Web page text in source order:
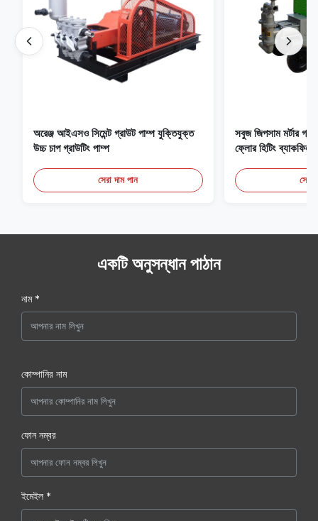
অরেঞ্জ আইএসও সিমেন্ট গ্রাউট পাম্প যুক্তিযুক্ত
উচ্চ চাপ গ্রাউটিং পাম্প
সেরা দাম পান
সবুজ জিপসাম মর্টার
ফ্লোর হিটিং ব্যাকফিল
সেরা
একটি অনুসন্ধান পাঠান
নাম *
কোম্পানির নাম
ফোন নম্বর
ইমেইল *